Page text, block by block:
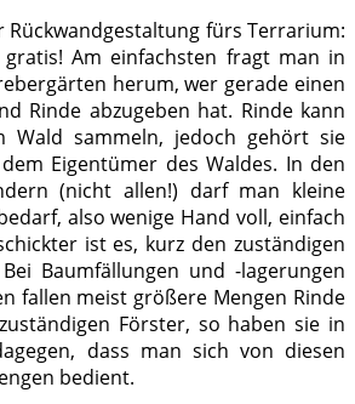
Rückwandgestaltung fürs Terrarium:
Am einfachsten fragt man in
herum, wer gerade einen
Rinde abzugeben hat. Rinde kann
Wald sammeln, jedoch gehört sie
Eigentümer des Waldes. In den
(nicht allen!) darf man kleine
also wenige Hand voll, einfach
ist es, kurz den zuständigen
Baumfällungen und -lagerungen
fallen meist größere Mengen Rinde
Förster, so haben sie in
dass man sich von diesen
bedient.